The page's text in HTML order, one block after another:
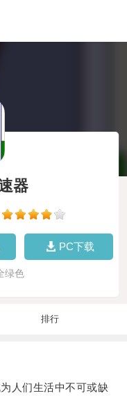
器
PC下载
绿色
排行
人们生活中不可或缺